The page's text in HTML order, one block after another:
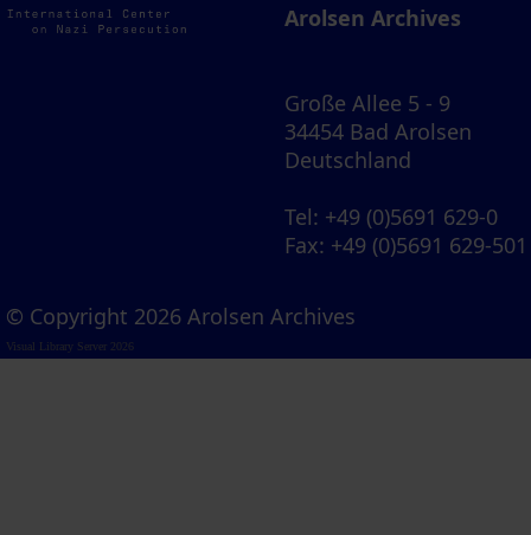
Arolsen Archives
Große Allee 5 - 9
34454 Bad Arolsen
Deutschland
Tel: +49 (0)5691 629-0
Fax: +49 (0)5691 629-501
© Copyright 2026 Arolsen Archives
Visual Library Server 2026